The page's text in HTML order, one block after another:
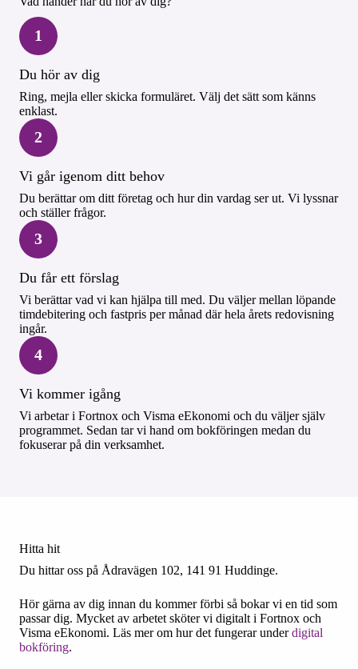
1
Du hör av dig
Ring, mejla eller skicka formuläret. Välj det sätt som känns
enklast.
2
Vi går igenom ditt behov
Du berättar om ditt företag och hur din vardag ser ut. Vi lyssnar
och ställer frågor.
3
Du får ett förslag
Vi berättar vad vi kan hjälpa till med. Du väljer mellan löpande
timdebitering och fastpris per månad där hela årets redovisning
ingår.
4
Vi kommer igång
Vi arbetar i Fortnox och Visma eEkonomi och du väljer själv
programmet. Sedan tar vi hand om bokföringen medan du
fokuserar på din verksamhet.
Hitta hit
Du hittar oss på Ådravägen 102, 141 91 Huddinge.
Hör gärna av dig innan du kommer förbi så bokar vi en tid som
passar dig. Mycket av arbetet sköter vi digitalt i Fortnox och
Visma eEkonomi. Läs mer om hur det fungerar underdigital
bokföring.